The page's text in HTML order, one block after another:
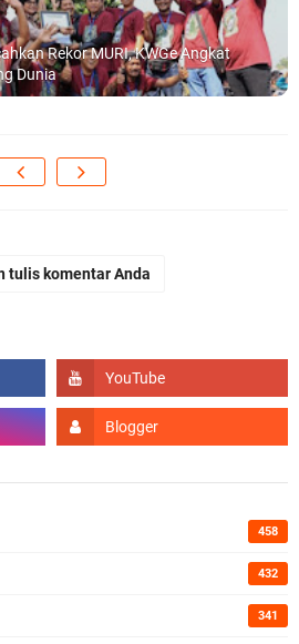
Rekor MURI, KWGe Angkat
Dunia
tulis komentar Anda
458
432
341